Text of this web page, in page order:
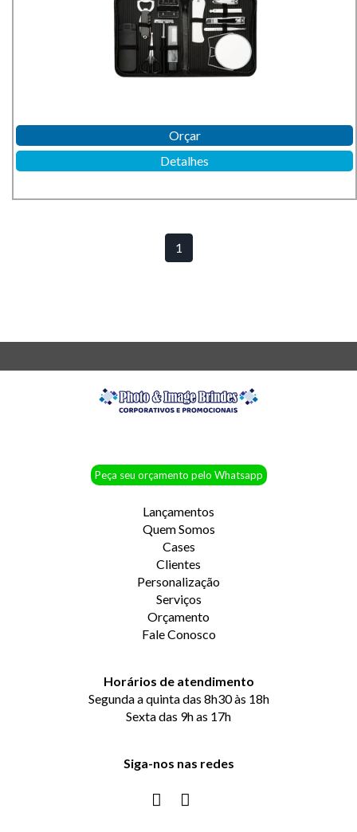
Orçar
Detalhes
1
Peça seu orçamento pelo Whatsapp
Lançamentos
Quem Somos
Cases
Clientes
Personalização
Serviços
Orçamento
Fale Conosco
Horários de atendimento
Segunda a quinta das 8h30 às 18h
Sexta das 9h as 17h
Siga-nos nas redes